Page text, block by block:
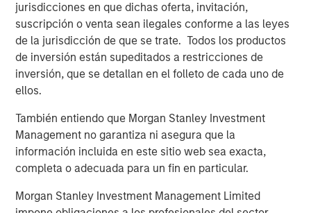
jurisdicciones en que dichas oferta, invitación,
suscripción o venta sean ilegales conforme a las leyes
de la jurisdicción de que se trate. Todos los productos
de inversión están supeditados a restricciones de
inversión, que se detallan en el folleto de cada uno de
ellos.
También entiendo que Morgan Stanley Investment
Management no garantiza ni asegura que la
información incluida en este sitio web sea exacta,
completa o adecuada para un fin en particular.
Morgan Stanley Investment Management Limited
Disclosures:
The views and opinions are those of the speakers as of May
27th, 2025 and are subject to change at any time due to market
or economic conditions and may not necessarily come to pass.
investment personnel at Morgan Stanley Investment
Management (MSIM) and its subsidiaries and affiliates
(collectively the Firm”), and may not be reflected in all the
strategies and products that the Firm offers.
This material is a general communication, which is not impartial,
recommendation to purchase or sell specific securities, or to
adopt any particular investment strategy.